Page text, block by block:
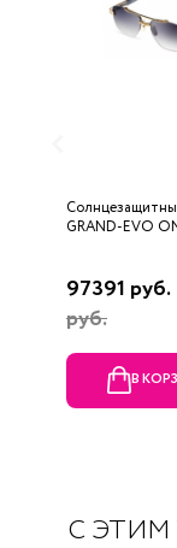
GRAND-EVO
97391 руб.
руб.
В
С